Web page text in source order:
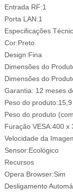
Entrada RF:1
Porta LAN:1
Especificações
Cor:Preto
Design:Fina
Dimensões do
Dimensões do
Garantia: 12 meses
Peso do produto:15,9
Peso do produto
Furação VESA:400 x
Velocidade da
Sensor:Ecológico
Recursos
Opera Browser:Sim
Desligamento